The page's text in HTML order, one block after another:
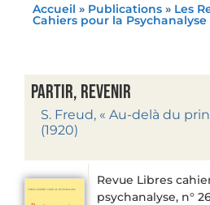
Accueil » Publications » Les
Cahiers pour la Psychanalyse
Partir, revenir
S. Freud, « Au-delà du
(1920)
Revue Libres
psychanalyse, n°